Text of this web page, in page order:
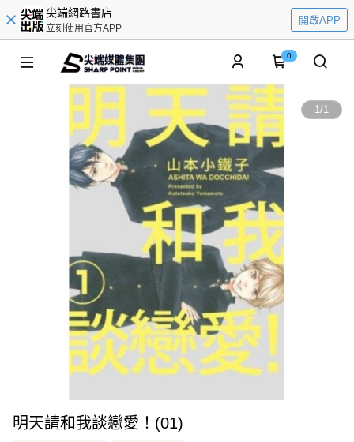
尖端網路書店
立刻使用官方APP
開啟APP
0
1/1
明天請和我談戀愛！(01)